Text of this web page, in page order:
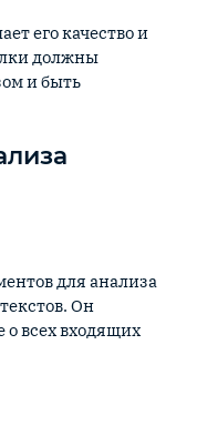
его качество и
должны
и быть
для анализа
Он
всех входящих